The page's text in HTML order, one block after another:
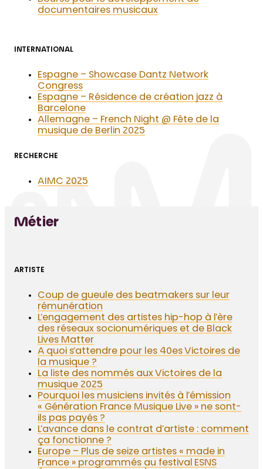
documentaires musicaux
INTERNATIONAL
Espagne – Showcase Dantz Network
Congress
Espagne – Résidence de création jazz à
Barcelone
Allemagne – French Night @ Fête de la
musique de Berlin 2025
RECHERCHE
AIMC 2025
Métier
ARTISTE
Coup de gueule des beatmakers sur leur
rémunération
L’engagement des artistes hip-hop à l’ère
des réseaux socionumériques et de Black
Lives Matter
A quoi s’attendre pour les 40es Victoires de
la musique ?
La liste des nommés aux Victoires de la
musique 2025
Pourquoi les musiciens invités à l’émission
« Génération France Musique Live » ne sont-
ils pas payés ?
L’avance dans le contrat d’artiste : comment
ça fonctionne ?
Europe – Plus de seize artistes « made in
France » programmés au festival ESNS